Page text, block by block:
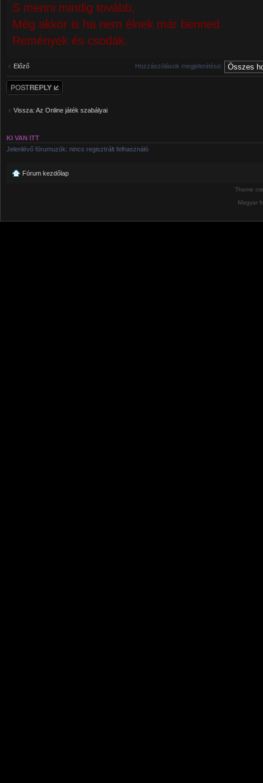
S menni mindig tovább,
Még akkor is ha nem élnek már benned
Remények és csodák.
Előző Hozzászólások megjelenítése:
Hozzászólás
küldése
Vissza: Az Online játék szabályai
KI VAN ITT
Jelenlévő fórumuzók: nincs regisztrált felhasználó
Fórum kezdőlap
Theme
Magyar